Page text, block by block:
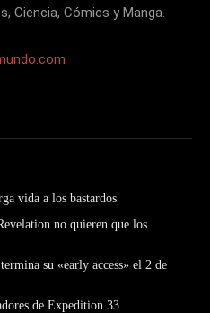
Ciencia, Cómics y Manga.
vida a los bastardos
no quieren que los
su «early access» el 2 de
de Expedition 33